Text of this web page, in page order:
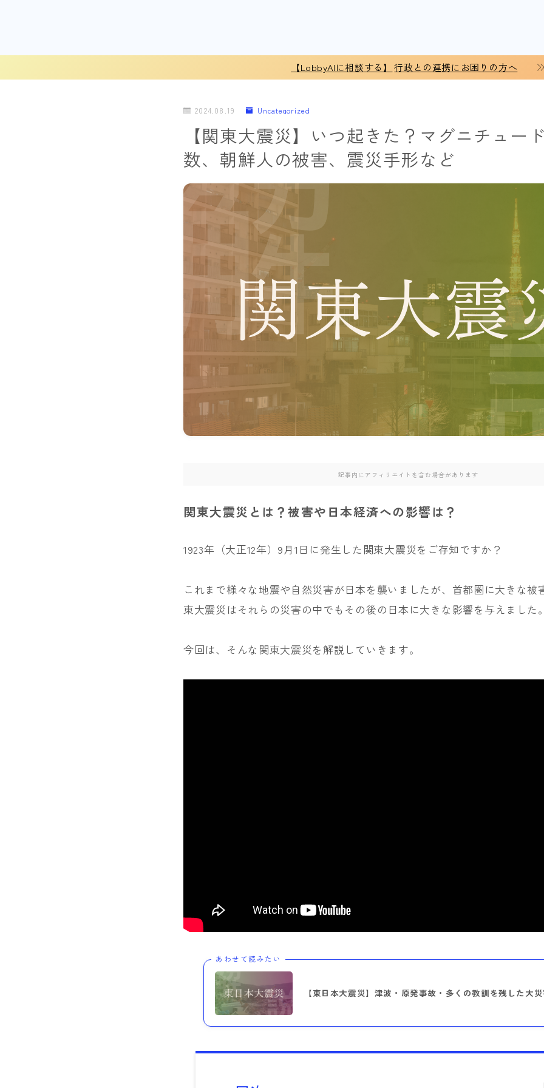
【LobbyAIに相談する】 行政との連携にお困りの方へ
2024.08.19 Uncategorized
【関東大震災】いつ起きた？マグニチュー
数、朝鮮人の被害、震災手形など
記事内にアフィリエイトを含む場合があります
関東大震災とは？被害や日本経済への影響は？
1923年（大正12年）9月1日に発生した関東大震災をご存知ですか？
これまで様々な地震や自然災害が日本を襲いましたが、首都圏に大きな被
東大震災はそれらの災害の中でもその後の日本に大きな影響を与えました
今回は、そんな関東大震災を解説していきます。
あわせて読みたい
【東日本大震災】津波・原発事故・多くの教訓を残した大